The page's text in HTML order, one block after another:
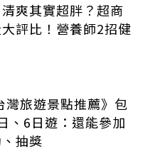
爽其實超胖？超商
評比！營養師2招健
灣旅遊景點推薦》包
、6日遊：還能參加
抽獎